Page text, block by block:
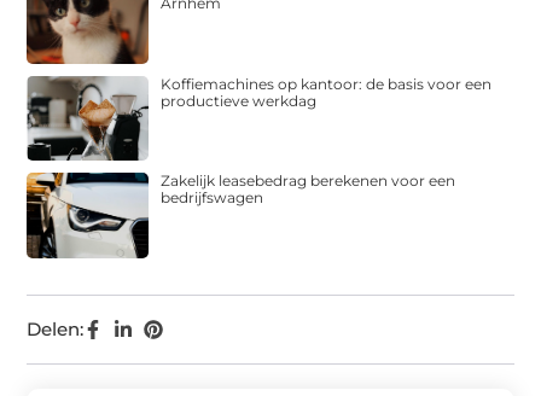
Delen:
Koffiemachines op kantoor: de basis voor een
productieve werkdag
Zakelijk leasebedrag berekenen voor een
bedrijfswagen